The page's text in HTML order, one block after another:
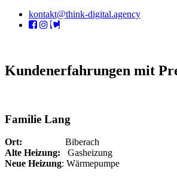
kontakt@think-digital.agency
Kundenerfahrungen mit
Familie Lang
Ort: Biberach
Alte Heizung: Gasheizung
Neue Heizung: Wärmepumpe